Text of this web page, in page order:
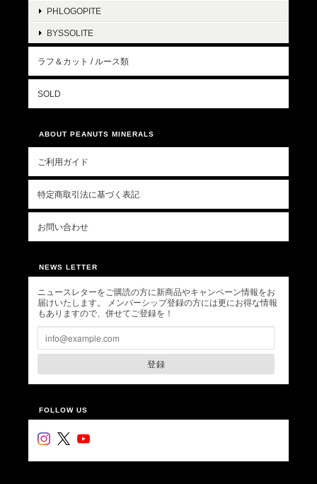
PHLOGOPITE
BYSSOLITE
ラフ＆カット / ルース類
SOLD
ABOUT PEANUTS MINERALS
ご利用ガイド
特定商取引法に基づく表記
お問い合わせ
NEWS LETTER
ニュースレターをご購読の方に新商品やキャンペーン情報をお
届けいたします。 メンバーシップ登録の方には更にお得な情報
もありますので、併せてご登録を！
登録
FOLLOW US